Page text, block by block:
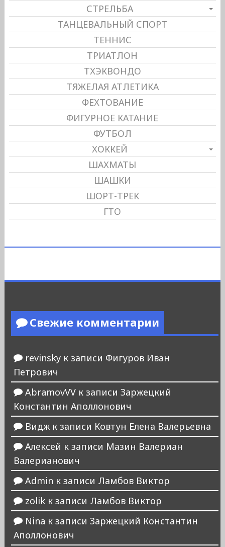
СТРЕЛЬБА
ТАНЦЕВАЛЬНЫЙ СПОРТ
ТЕННИС
ТРИАТЛОН
ТХЭКВОНДО
ТЯЖЕЛАЯ АТЛЕТИКА
ФЕХТОВАНИЕ
ФИГУРНОЕ КАТАНИЕ
ФУТБОЛ
ХОККЕЙ
ШАХМАТЫ
ШАШКИ
ШОРТ-ТРЕК
ГТО
Свежие комментарии
revinskyк записи Фигуров Иван
Петрович
AbramovVVк записи Заржецкий
Константин Аполлонович
Виджк записи Ковтун Елена Валерьевна
Алексей к записи Мазин Валериан
Валерианович
Admin к записи Ламбов Виктор
zolikк записи Ламбов Виктор
Nina к записи Заржецкий Константин
Аполлонович